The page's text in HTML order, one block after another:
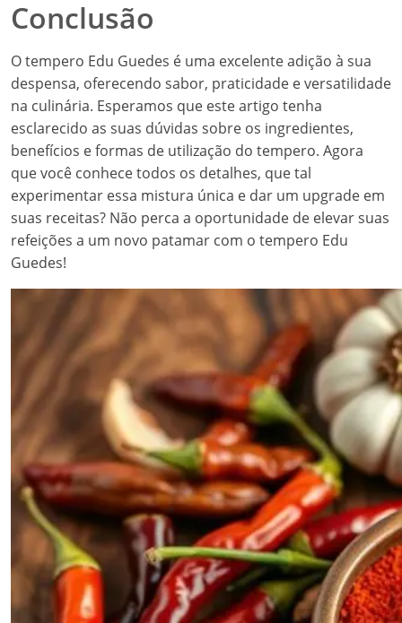
Conclusão
O tempero Edu Guedes é uma excelente adição à sua
despensa, oferecendo sabor, praticidade e versatilidade
na culinária. Esperamos que este artigo tenha
esclarecido as suas dúvidas sobre os ingredientes,
benefícios e formas de utilização do tempero. Agora
que você conhece todos os detalhes, que tal
experimentar essa mistura única e dar um upgrade em
suas receitas? Não perca a oportunidade de elevar suas
refeições a um novo patamar com o tempero Edu
Guedes!